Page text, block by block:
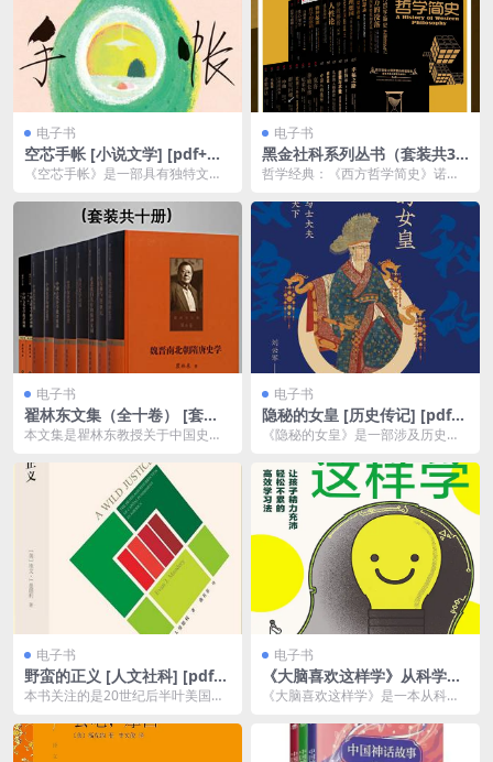
电子书
空芯手帐 [ 小说文学] [pdf+全
格式]夸克网盘资源下载
《空芯手帐》是一部具有独特文学
描绘了主人公在现代社...
电子书
黑金社科系列丛书（套装共30
册） [ 套装合集] [pdf+全格式]
哲学经典：《西方哲学简史》诺贝
罗大众的哲学入门读...
电子书
翟林东文集（全十卷） [ 套装
合集] [pdf+全格式]
本文集是瞿林东教授关于中国史学
的集结，内容既涵盖史...
电子书
隐秘的女皇 [ 历史传记] [pdf
+全格式]
《隐秘的女皇》是一部涉及历史人
品。该书通常会围绕一个...
电子书
野蛮的正义 [ 人文社科] [pdf
+全格式]夸克网盘下载
本书关注的是20世纪后半叶美国死
治亚州案”和“格...
电子书
《大脑喜欢这样学》从科学的
角度揭开学习的内在逻辑。
《大脑喜欢这样学》是一本从科学
示大脑如何处理信息，...